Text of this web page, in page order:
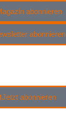
abonnieren
abonnieren
Jetzt abonnieren